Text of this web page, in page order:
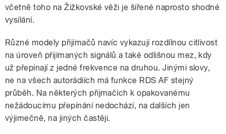
včetně toho na Žižkovské věži je šířené naprosto shodné
vysílání.
Různé modely přijímačů navíc vykazují rozdílnou citlivost
na úroveň přijímaných signálů a také odlišnou mez, kdy
už přepínají z jedné frekvence na druhou. Jinými slovy,
ne na všech autorádiích má funkce RDS AF stejný
průběh. Na některých přijmačích k opakovanému
nežádoucímu přepínání nedochází, na dalších jen
výjimečně, na jiných častěji.